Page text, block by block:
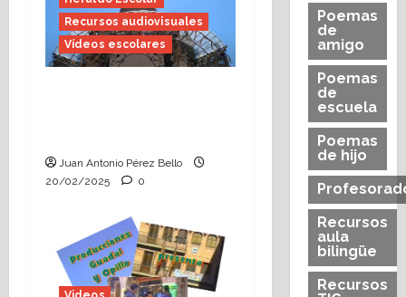
Recursos audiovisuales
Vídeos escolares
Juan Antonio Pérez Bello
20/02/2025
0
Poemas
de
amigo
Poemas
de
escuela
Poemas
de hijo
Recursos
aula
bilingüe
Recursos